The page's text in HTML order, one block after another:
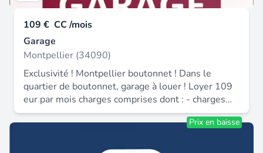
109 € CC /mois
Garage
Montpellier (34090)
Exclusivité ! Montpellier boutonnet ! Dans le
quartier de boutonnet, garage à louer ! Loyer 109
eur par mois charges comprises dont : - charges
locatives (provisions avec régularisation annuelle)
: 6 eur par mois - disponibilité : 19 / 06 / 2026 -
Prix en baisse